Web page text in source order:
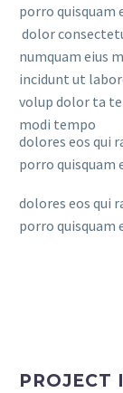
porro quisquam
dolor
numquam eius
incidunt ut
volup dolor ta
modi tempo
dolores eos qui
porro quisquam
dolores eos qui
porro quisquam
PROJECT